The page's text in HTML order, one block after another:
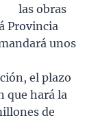
las obras
Provincia
unos
el plazo
que hará la
de